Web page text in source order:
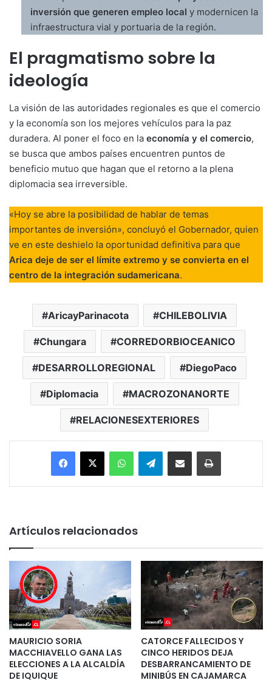
inversión que generen empleo local y modernicen la
infraestructura vial y portuaria de la región.
El pragmatismo sobre la
ideología
La visión de las autoridades regionales es que el comercio
y la economía son los mejores vehículos para la paz
duradera. Al poner el foco en la economía y el comercio,
se busca que ambos países encuentren puntos de
beneficio mutuo que hagan que el retorno a la plena
diplomacia sea irreversible.
«Hoy se abre la posibilidad de hablar de temas
importantes de inversión», concluyó el Gobernador, quien
ve en este deshielo la oportunidad definitiva para que
Arica deje de ser el límite extremo y se convierta en el
centro de la integración sudamericana.
AricayParinacota CHILEBOLIVIA
Chungara CORREDORBIOCEANICO
DESARROLLOREGIONAL DiegoPaco
Diplomacia MACROZONANORTE
RELACIONESEXTERIORES
Facebook
X WhatsAppTelegramEnviar vía email Imprimir
Artículos relacionados
MAURICIO SORIA
MACCHIAVELLO GANA LAS
ELECCIONES A LA ALCALDÍA
DE IQUIQUE
CATORCE FALLECIDOS Y
CINCO HERIDOS DEJA
DESBARRANCAMIENTO DE
MINIBÚS EN CAJAMARCA